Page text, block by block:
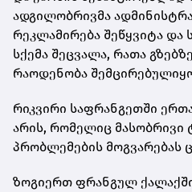
ადგილობრივმა
რეკლამირება შეწყვიტა
სქემა შეცვალა, რათა
რაოდენობა
რიკვირი საფრანგეთში
არის, რომელიც მასობრივი
პრობლემების მოგვარებას
ზოგიერთ ფრანგულ ქალაქში